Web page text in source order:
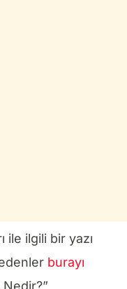
ile ilgili bir yazı
edenler burayı
Nedir?”